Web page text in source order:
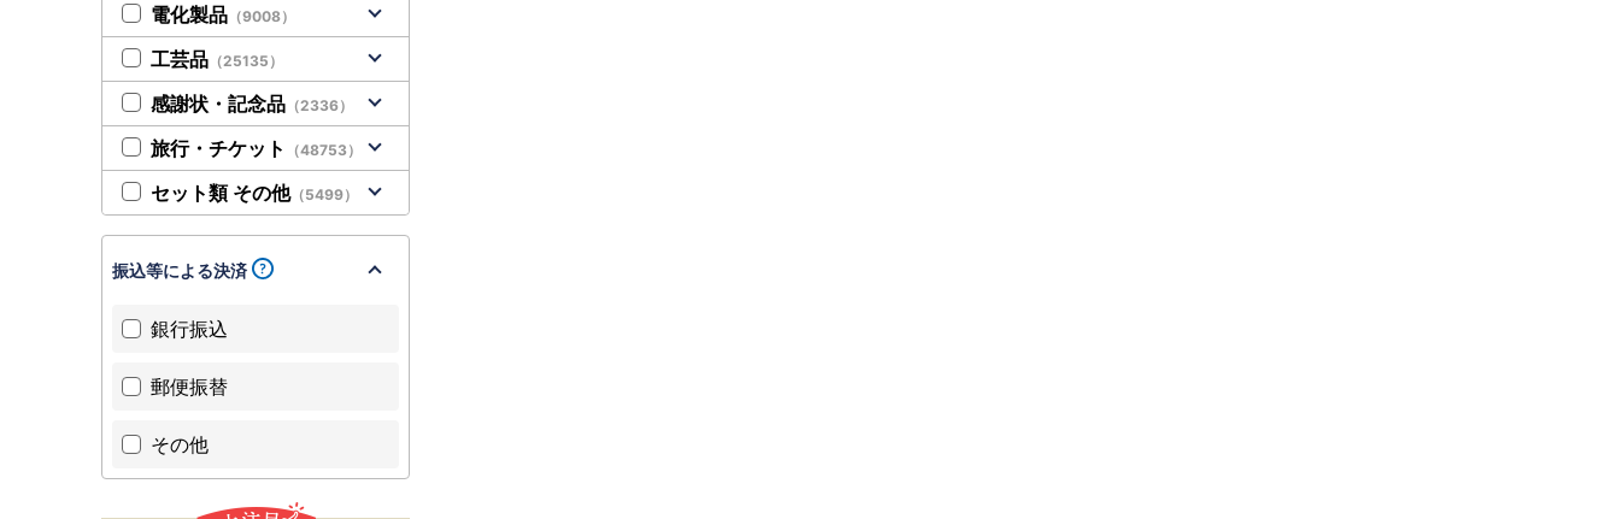
電化製品 （9008）
工芸品 （25135）
感謝状・記念品 （2336）
旅行・チケット （48753）
セット類 その他（5499）
振込等による決済
銀行振込
郵便振替
その他